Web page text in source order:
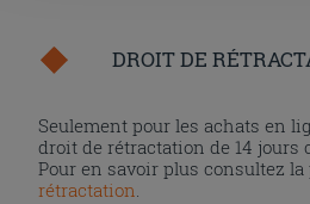
DROIT DE
Seulement pour les achats en
droit de rétractation de 14 jours
Pour en savoir plus consultez
rétractation